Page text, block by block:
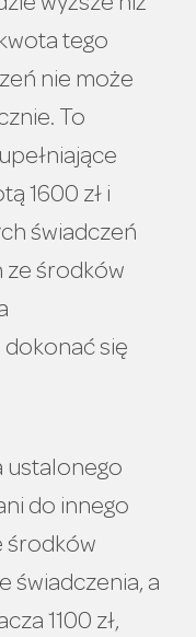
wyższe niż
tego
nie może
To
1600 zł i
świadczeń
ze środków
dokonać się
ustalonego
do innego
środków
świadczenia, a
1100 zł,